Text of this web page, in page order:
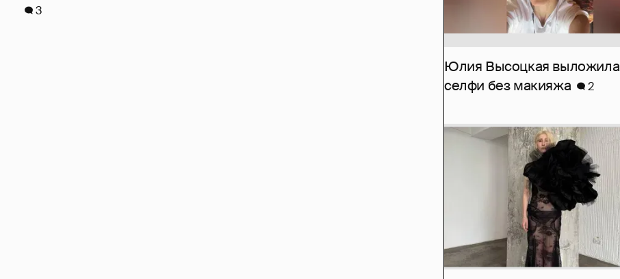
3
Юлия Высоцкая выложила
селфи без макияжа
2